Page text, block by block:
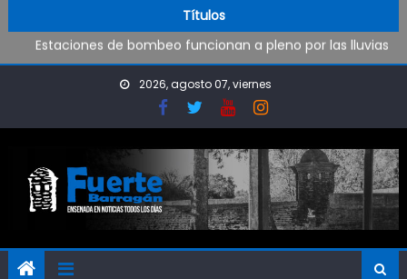
Títulos
Operativo de limpieza de desagües en Punta Lara
Estaciones de bombeo funcionan a pleno por las lluvias
Visita al Destacamento de Bomberos de Punta Lara
OPINIÓN: ¿Hasta cuándo vamos a soportar todo esto?
2026, agosto 07, viernes